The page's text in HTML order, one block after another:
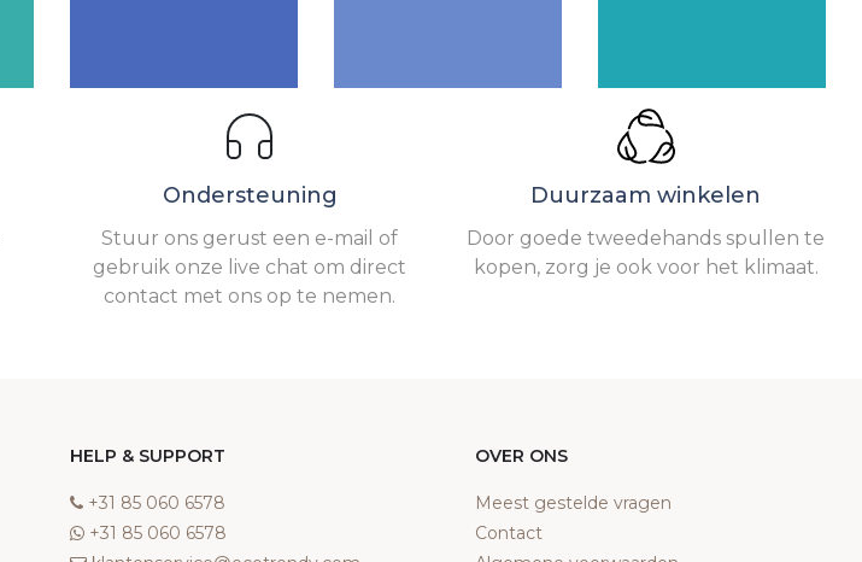
Ondersteuning
Stuur ons gerust een e-mail of
gebruik onze live chat om direct
contact met ons op te nemen.
Duurzaam winkelen
Door goede tweedehands spullen te
kopen, zorg je ook voor het klimaat.
HELP & SUPPORT
‎+31 85 060 6578
‎+31 85 060 6578
OVER ONS
Meest gestelde vragen
Contact